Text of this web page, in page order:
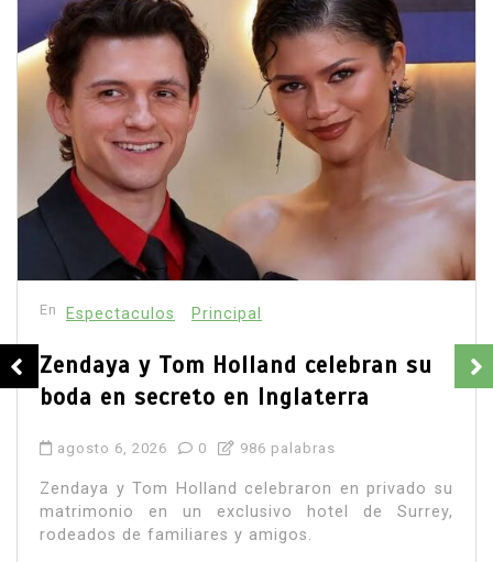
En Principal
Emjay impulsa el ‘pop pesado’: la
cantante mexicana quiere abrir
femenina
agosto 7, 2026 0 886 palabras